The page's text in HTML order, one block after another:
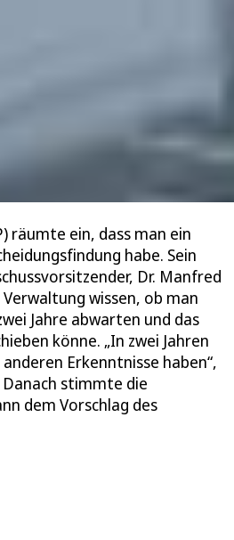
räumte ein, dass man ein
habe. Sein
Dr. Manfred
wissen, ob man
Jahre abwarten und das
könne. „In zwei Jahren
Erkenntnisse haben“,
stimmte die
dem Vorschlag des